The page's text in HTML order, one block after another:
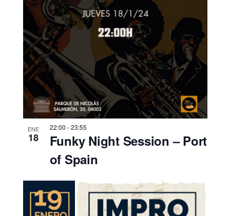
ENE
18
22:00 -23:55
Funky Night Session – Port
of Spain